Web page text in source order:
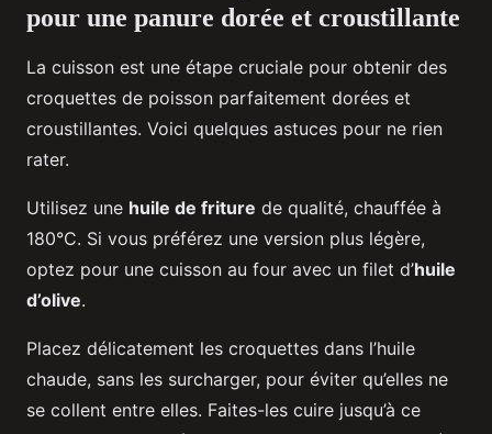
pour une panure dorée et croustillante
La cuisson est une étape cruciale pour obtenir des
croquettes de poisson parfaitement dorées et
croustillantes. Voici quelques astuces pour ne rien
rater.
Utilisez une huile de friture de qualité, chauffée à
180°C. Si vous préférez une version plus légère,
optez pour une cuisson au four avec un filet d’huile
d’olive.
Placez délicatement les croquettes dans l’huile
chaude, sans les surcharger, pour éviter qu’elles ne
se collent entre elles. Faites-les cuire jusqu’à ce